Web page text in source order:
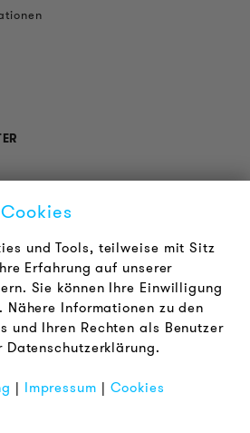
und Tools, teilweise mit Sitz
Erfahrung auf unserer
Sie können Ihre Einwilligung
Informationen zu den
und Ihren Rechten als Benutzer
| Impressum | Cookies